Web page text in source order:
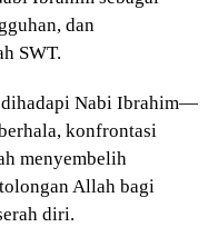
dan
SWT.
dihadapi Nabi Ibrahim—
konfrontasi
menyembelih
Allah bagi
diri.